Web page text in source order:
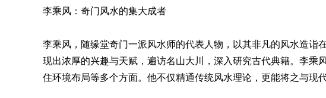
李乘风：奇门风水的集大成者
李乘风，随缘堂奇门一派风水师的代表人物，以其非凡的风水造诣
现出浓厚的兴趣与天赋，遍访名山大川，深入研究古代典籍。李乘
住环境布局等多个方面。他不仅精通传统风水理论，更能将之与现